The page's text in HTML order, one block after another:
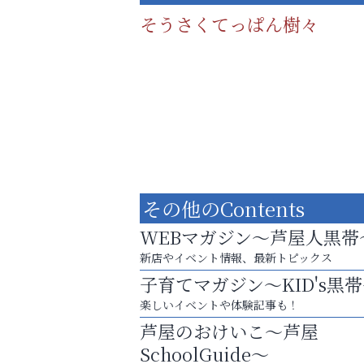
そうさくてっぱん樹々
８周年コースが半額以下の8,000円！
神戸牛ステーキに舌鼓♪
ラ・ミカ矯正歯科
その他のContents
WEBマガジン～芦屋人黒帯
新店やイベント情報、最新トピックス
子育てマガジン～KID's黒
楽しいイベントや体験記事も！
芦屋のおけいこ～芦屋
SchoolGuide～